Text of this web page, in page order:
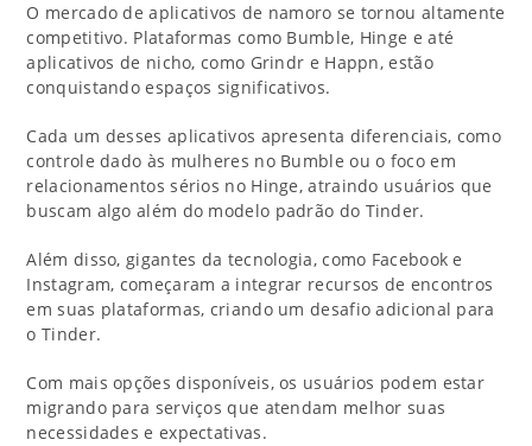
O mercado de aplicativos de namoro se tornou altamente
competitivo. Plataformas como Bumble, Hinge e até
aplicativos de nicho, como Grindr e Happn, estão
conquistando espaços significativos.
Cada um desses aplicativos apresenta diferenciais, como
controle dado às mulheres no Bumble ou o foco em
relacionamentos sérios no Hinge, atraindo usuários que
buscam algo além do modelo padrão do Tinder.
Além disso, gigantes da tecnologia, como Facebook e
Instagram, começaram a integrar recursos de encontros
em suas plataformas, criando um desafio adicional para
o Tinder.
Com mais opções disponíveis, os usuários podem estar
migrando para serviços que atendam melhor suas
necessidades e expectativas.